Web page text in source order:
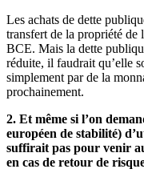
Les achats de dette
transfert de la propriété de
BCE. Mais la dette
réduite, il faudrait qu’elle
simplement par de la
prochainement.
2. Et même si l’on
européen de stabilité)
suffirait pas pour venir
en cas de retour de